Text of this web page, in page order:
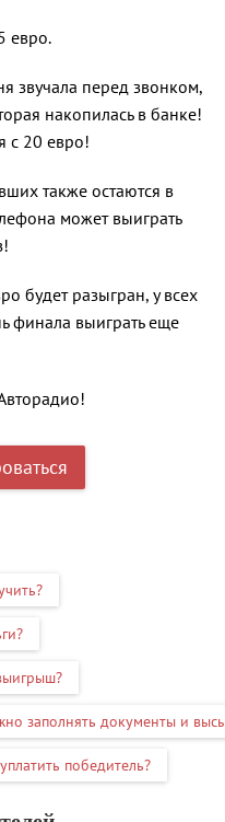
евро.
звучала перед звонком,
накопилась в банке!
с 20 евро!
также остаются в
может выиграть
будет разыгран, у всех
финала выиграть еще
заполнять документы и
победитель?